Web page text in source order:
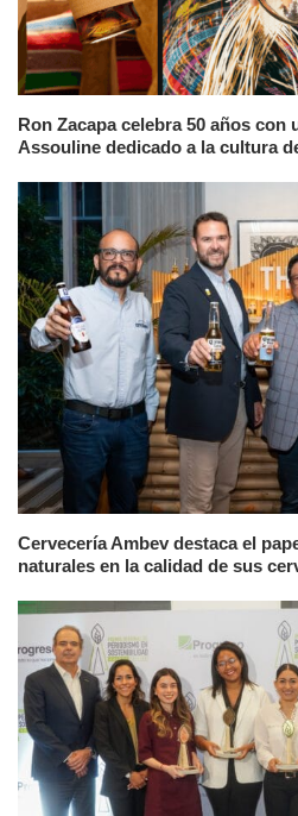
Ron Zacapa celebra 50 años
Assouline dedicado a la cultura
Cervecería Ambev destaca el
naturales en la calidad de sus